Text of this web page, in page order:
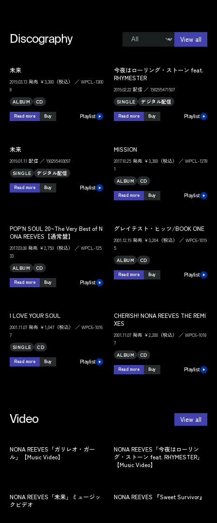
Discography View all
未来
2019.03.13 発売 ￥3,300（税込） ／ WPCL-1300
8
ALBUM
CD
Read more Buy Playlist
今夜はローリング・ストーン feat.
RHYMESTER
2019.02.22 配信 ／ 190295471507
SINGLE
デジタル配信
Read more Buy Playlist
未来
2019.01.11 配信 ／ 190295493097
SINGLE
デジタル配信
Read more Buy Playlist
MISSION
2017.10.25 発売 ￥3,300（税込） ／ WPCL-1278
1
ALBUM
CD
Read more Buy Playlist
POP’N SOUL 20~The Very Best of N
ONA REEVES【通常盤】
2017.03.08 発売 ￥2,750（税込） ／ WPCL-125
33
ALBUM
CD
Read more Buy Playlist
グレイテスト・ヒッツ/BOOK ONE
2001.12.19 発売 ￥3,204（税込） ／ WPC6-1019
5
ALBUM
CD
Read more Buy Playlist
I LOVE YOUR SOUL
2001.11.07 発売 ￥1,047（税込） ／ WPC6-1016
7
SINGLE
CD
Read more Buy Playlist
CHERISH! NONA REEVES THE REMI
XES
2001.11.07 発売 ￥2,200（税込） ／ WPC6-1018
7
ALBUM
CD
Read more Buy Playlist
Video View all
NONA REEVES「ガリレオ・ガー
ル」【Music Video】
NONA REEVES「今夜はローリン
グ・ストーン feat. RHYMESTER」
【Music Video】
NONA REEVES「未来」ミュージッ
クビデオ
NONA REEVES 『Sweet Survivor』